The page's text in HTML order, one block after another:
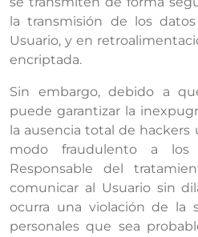
la transmisión de los
Usuario, y en
encriptada.
Sin embargo, debido a
puede garantizar la
la ausencia total de hackers
modo fraudulento a los
Responsable del
comunicar al Usuario sin
ocurra una violación de la
personales que sea